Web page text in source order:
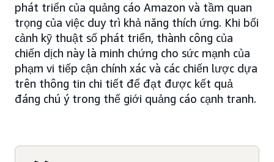
phát triển của quảng cáo Amazon và tầm quan
trọng của việc duy trì khả năng thích ứng. Khi bối
cảnh kỹ thuật số phát triển, thành công của
chiến dịch này là minh chứng cho sức mạnh của
phạm vi tiếp cận chính xác và các chiến lược dựa
trên thông tin chi tiết để đạt được kết quả
đáng chú ý trong thế giới quảng cáo cạnh tranh.